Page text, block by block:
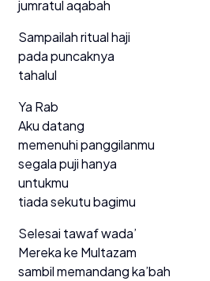
jumratul aqabah
Sampailah ritual haji
pada puncaknya
tahalul
Ya Rab
Aku datang
memenuhi panggilanmu
segala puji hanya
untukmu
tiada sekutu bagimu
Selesai tawaf wada’
Mereka ke Multazam
sambil memandang ka’bah